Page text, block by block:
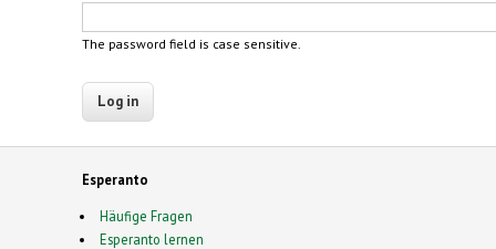
The password field is case sensitive.
Esperanto
Häufige Fragen
Esperanto lernen